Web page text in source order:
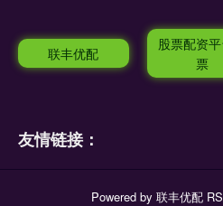
联丰优配
股票配资
票
友情链接：
Powered by 联丰优配